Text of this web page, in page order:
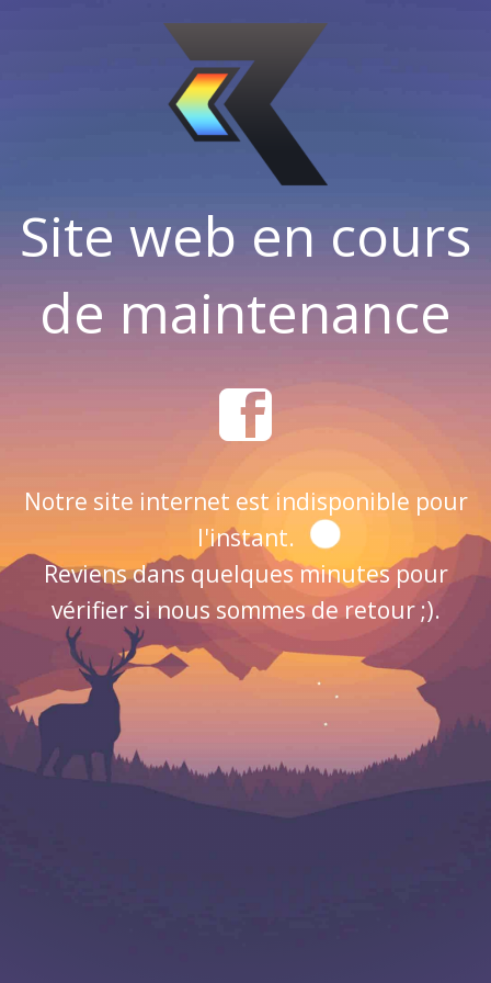
Site web en cours
de maintenance
Notre site internet est indisponible pour
l'instant.
Reviens dans quelques minutes pour
vérifier si nous sommes de retour ;).